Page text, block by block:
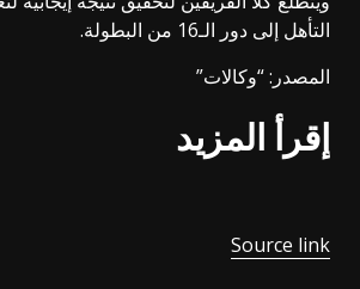
التأهل إلى دور الـ16 من البطولة.
المصدر: “وكالات”
إقرأ المزيد
Source link